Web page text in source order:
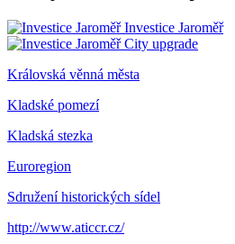
Investice Jaroměř
City upgrade
Královská věnná města
Kladské pomezí
Kladská stezka
Euroregion
Sdružení historických sídel
http://www.aticcr.cz/